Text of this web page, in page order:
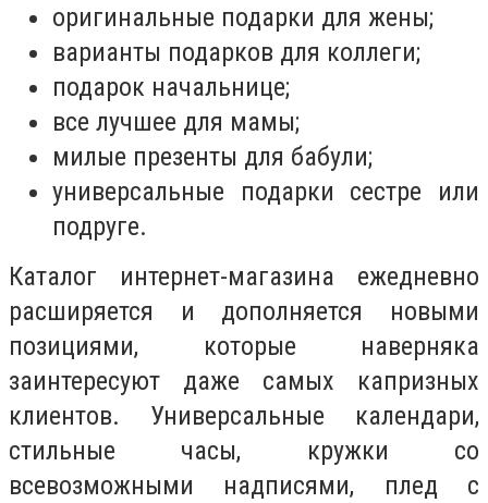
оригинальные подарки для жены;
варианты подарков для коллеги;
подарок начальнице;
все лучшее для мамы;
милые презенты для бабули;
универсальные подарки сестре или
подруге.
Каталог интернет-магазина ежедневно
расширяется и дополняется новыми
позициями, которые наверняка
заинтересуют даже самых капризных
клиентов. Универсальные календари,
стильные часы, кружки со
всевозможными надписями, плед с